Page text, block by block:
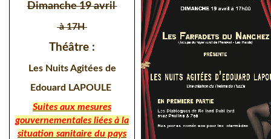
Dimanche 19 avril
à 17H
Théâtre :
Les Nuits Agitées de
Edouard LAPOULE
Suites aux mesures
gouvernementales liées à la
situation sanitaire du pays